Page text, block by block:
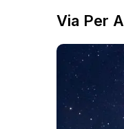
Via Per